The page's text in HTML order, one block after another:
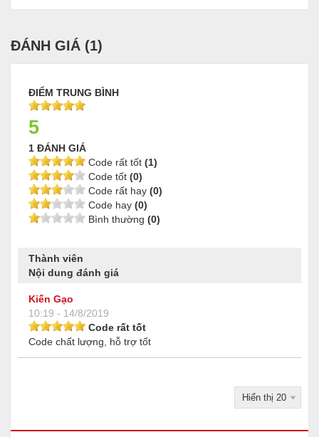
ĐÁNH GIÁ (1)
ĐIỂM TRUNG BÌNH
5
1 ĐÁNH GIÁ
Code rất tốt (1)
Code tốt (0)
Code rất hay (0)
Code hay (0)
Bình thường (0)
Thành viên
Nội dung đánh giá
Kiến Gạo
10:19 - 14/8/2019
Code rất tốt
Code chất lượng, hỗ trợ tốt